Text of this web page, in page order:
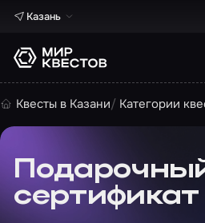
Казань
Квесты в Казани Категории